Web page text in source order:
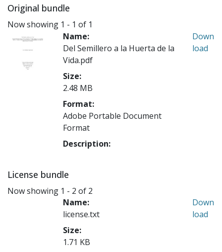
Original bundle
Now showing 1 - 1 of 1
Name:
Del Semillero a la Huerta de la
Vida.pdf
Size:
2.48 MB
Format:
Adobe Portable Document
Format
Description:
Down
load
License bundle
Now showing 1 - 2 of 2
Name:
license.txt
Size:
1.71 KB
Down
load